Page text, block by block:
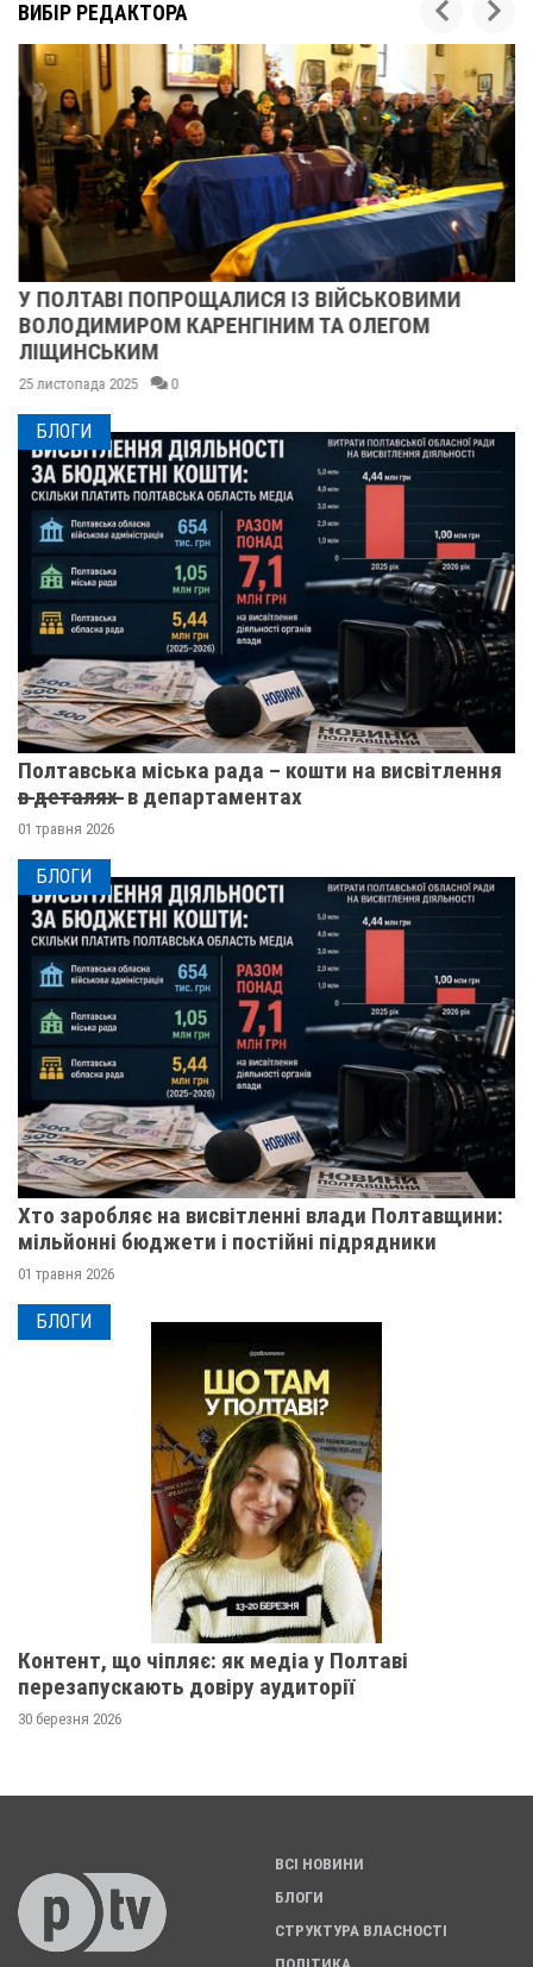
ВИБІР РЕДАКТОРА
У ПОЛТАВІ ПОПРОЩАЛИСЯ ІЗ ВІЙСЬКОВИМИ
ВОЛОДИМИРОМ КАРЕНГІНИМ ТА ОЛЕГОМ
ЛІЩИНСЬКИМ
25 листопада 2025 0
БЛОГИ
Полтавська міська рада – кошти на висвітлення
в̶ ̶д̶е̶т̶а̶л̶я̶х̶ ̶ в департаментах
01 травня 2026
БЛОГИ
Хто заробляє на висвітленні влади Полтавщини:
мільйонні бюджети і постійні підрядники
01 травня 2026
БЛОГИ
Контент, що чіпляє: як медіа у Полтаві
перезапускають довіру аудиторії
30 березня 2026
ВСІ НОВИНИ
БЛОГИ
СТРУКТУРА ВЛАСНОСТІ